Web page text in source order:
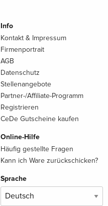
Info
Kontakt & Impressum
Firmenportrait
AGB
Datenschutz
Stellenangebote
Partner-/Affiliate-Programm
Registrieren
CeDe Gutscheine kaufen
Online-Hilfe
Häufig gestellte Fragen
Kann ich Ware zurückschicken?
Sprache